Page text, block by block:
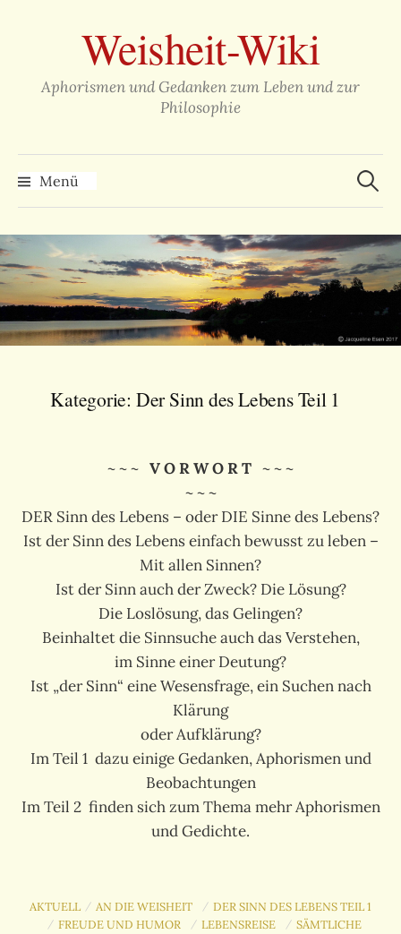
überspringenWeisheit-Wiki
Aphorismen und Gedanken zum Leben und zur
Philosophie
Menü
Suchen
nach:
Kategorie: Der Sinn des Lebens Teil 1
~ ~ ~ V O R W O R T ~ ~ ~
~ ~ ~
DER Sinn des Lebens – oder DIE Sinne des Lebens?
Ist der Sinn des Lebens einfach bewusst zu leben –
Mit allen Sinnen?
Ist der Sinn auch der Zweck? Die Lösung?
Die Loslösung, das Gelingen?
Beinhaltet die Sinnsuche auch das Verstehen,
im Sinne einer Deutung?
Ist „der Sinn“ eine Wesensfrage, ein Suchen nach
Klärung
oder Aufklärung?
Im Teil 1 dazu einige Gedanken, Aphorismen und
Beobachtungen
Im Teil 2 finden sich zum Thema mehr Aphorismen
und Gedichte.
AKTUELL / AN DIE WEISHEIT / DER SINN DES LEBENS TEIL 1
/ FREUDE UND HUMOR / LEBENSREISE / SÄMTLICHE